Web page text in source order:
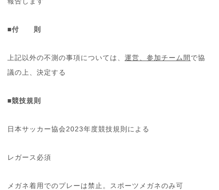
■付 則
上記以外の不測の事項については、 運営、参加チーム間 で協
議の上、決定する
■競技規則
日本サッカー協会2023年度競技規則による
レガース必須
メガネ着用でのプレーは禁止。スポーツメガネのみ可